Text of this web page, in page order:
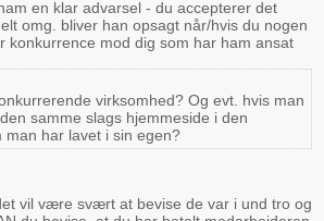
en klar advarsel - du accepterer det
omg. bliver han opsagt når/hvis du nogen
konkurrence mod dig som har ham ansat
virksomhed? Og evt. hvis man
samme slags hjemmeside i den
har lavet i sin egen?
vil være svært at bevise de var i und tro og